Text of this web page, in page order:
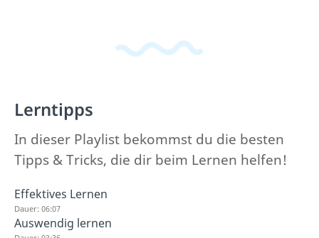
Lerntipps
In dieser Playlist bekommst du die besten
Tipps & Tricks, die dir beim Lernen helfen!
Effektives Lernen
Dauer: 06:07
Auswendig lernen